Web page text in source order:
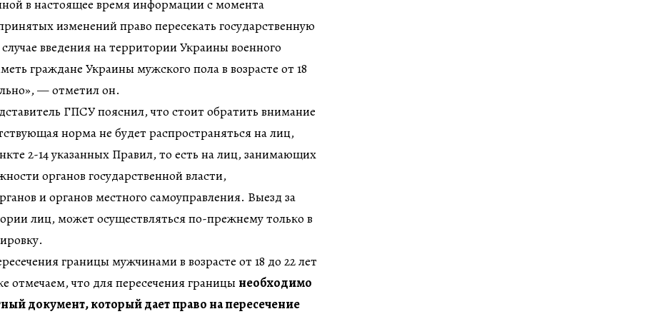
в настоящее время информации с момента
изменений право пересекать государственную
введения на территории Украины военного
граждане Украины мужского пола в возрасте от 18
— отметил он.
ГПСУ пояснил, что стоит обратить внимание
норма не будет распространяться на лиц,
2-14 указанных Правил, то есть на лиц, занимающих
органов государственной власти,
и органов местного самоуправления. Выезд за
лиц, может осуществляться по-прежнему только в
границы мужчинами в возрасте от 18 до 22 лет
отмечаем, что для пересечения границы необходимо
документ, который дает право на пересечение